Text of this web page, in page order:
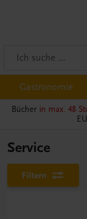
Gastronomie
Bücher in max. 48
Service
Filtern